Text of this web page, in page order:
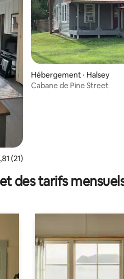
: 4,91 sur 5
moyenne sur la base de 21
(21)
Hébergement ⋅ Halsey
Cabane de Pine Street
des tarifs